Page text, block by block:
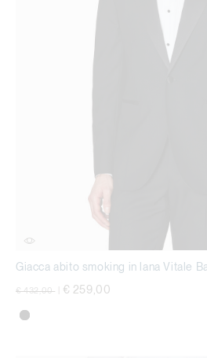
Giacca abito smoking in lana Vitale
Price reduced from
€ 432,00 € 259,00